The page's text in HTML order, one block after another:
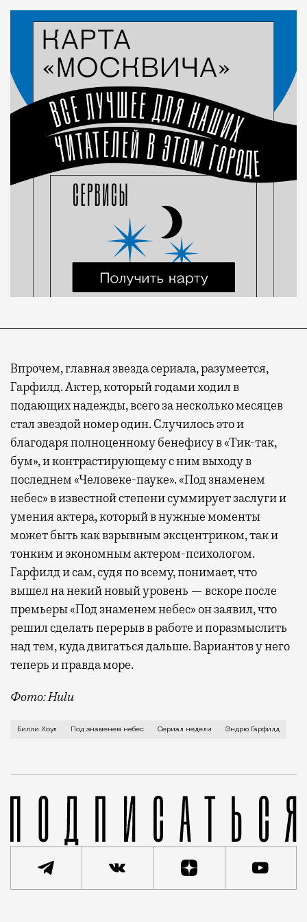
Впрочем, главная звезда сериала, разумеется,
Гарфилд. Актер, который годами ходил в
подающих надежды, всего за несколько месяцев
стал звездой номер один. Случилось это и
благодаря полноценному бенефису в «Тик-так,
бум», и контрастирующему с ним выходу в
последнем «Человеке-пауке». «Под знаменем
небес» в известной степени суммирует заслуги и
умения актера, который в нужные моменты
может быть как взрывным эксцентриком, так и
тонким и экономным актером-психологом.
Гарфилд и сам, судя по всему, понимает, что
вышел на некий новый уровень — вскоре после
премьеры «Под знаменем небес» он заявил, что
решил сделать перерыв в работе и поразмыслить
над тем, куда двигаться дальше. Вариантов у него
теперь и правда море.
Фото: Hulu
Солт-Лейк-Сити, 1984 год. Аккуратный детектив
Билли Хоул Под знаменем небес Сериал недели Эндрю Гарфилд